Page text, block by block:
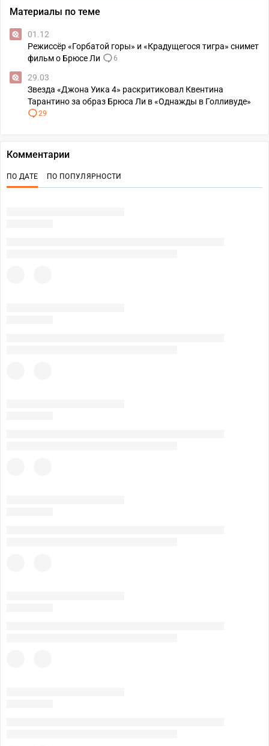
Материалы по теме
01.12
Режиссёр «Горбатой горы» и «Крадущегося тигра» снимет
фильм о Брюсе Ли
6
29.03
Звезда «Джона Уика 4» раскритиковал Квентина
Тарантино за образ Брюса Ли в «Однажды в Голливуде»
29
Комментарии
ПО ДАТЕ ПО ПОПУЛЯРНОСТИ